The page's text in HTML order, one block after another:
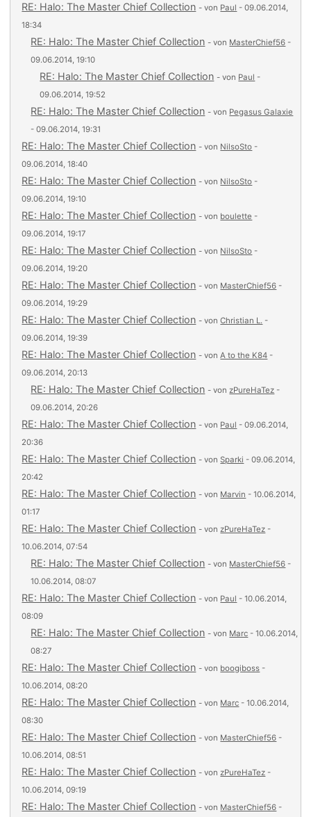
RE: Halo: The Master Chief Collection - von Paul - 09.06.2014,
18:34
RE: Halo: The Master Chief Collection - von MasterChief56 -
09.06.2014, 19:10
RE: Halo: The Master Chief Collection - von Paul -
09.06.2014, 19:52
RE: Halo: The Master Chief Collection - von Pegasus Galaxie
- 09.06.2014, 19:31
RE: Halo: The Master Chief Collection - von NilsoSto -
09.06.2014, 18:40
RE: Halo: The Master Chief Collection - von NilsoSto -
09.06.2014, 19:10
RE: Halo: The Master Chief Collection - von boulette -
09.06.2014, 19:17
RE: Halo: The Master Chief Collection - von NilsoSto -
09.06.2014, 19:20
RE: Halo: The Master Chief Collection - von MasterChief56 -
09.06.2014, 19:29
RE: Halo: The Master Chief Collection - vonChristian L. -
09.06.2014, 19:39
RE: Halo: The Master Chief Collection - vonA to the K84 -
09.06.2014, 20:13
RE: Halo: The Master Chief Collection - vonzPureHaTez -
09.06.2014, 20:26
RE: Halo: The Master Chief Collection - von Paul - 09.06.2014,
20:36
RE: Halo: The Master Chief Collection - vonSparki - 09.06.2014,
20:42
RE: Halo: The Master Chief Collection - von Marvin - 10.06.2014,
01:17
RE: Halo: The Master Chief Collection - vonzPureHaTez -
10.06.2014, 07:54
RE: Halo: The Master Chief Collection - von MasterChief56 -
10.06.2014, 08:07
RE: Halo: The Master Chief Collection - von Paul - 10.06.2014,
08:09
RE: Halo: The Master Chief Collection - von Marc - 10.06.2014,
08:27
RE: Halo: The Master Chief Collection - von boogiboss -
10.06.2014, 08:20
RE: Halo: The Master Chief Collection - von Marc - 10.06.2014,
08:30
RE: Halo: The Master Chief Collection - von MasterChief56 -
10.06.2014, 08:51
RE: Halo: The Master Chief Collection - vonzPureHaTez -
10.06.2014, 09:19
RE: Halo: The Master Chief Collection - von MasterChief56 -